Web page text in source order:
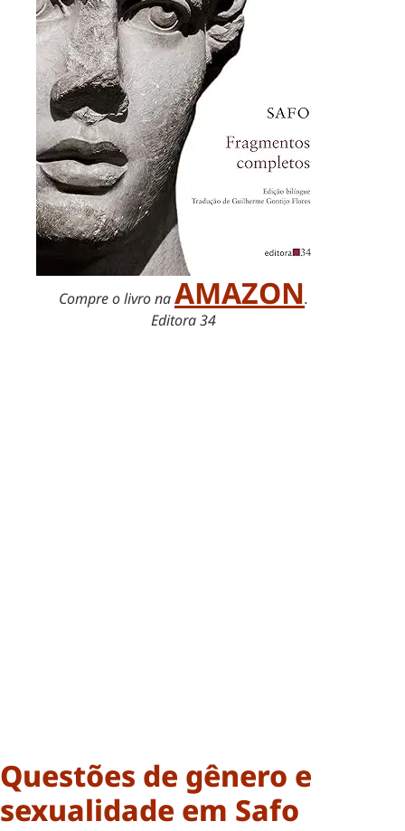
Compre o livro naAMAZON.
Editora 34
Questões de gênero e
sexualidade em Safo